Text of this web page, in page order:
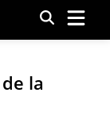
Menu
la